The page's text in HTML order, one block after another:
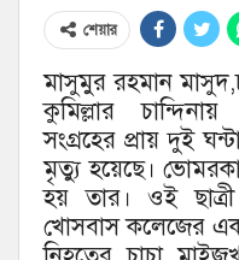
শেয়ার
মাসুমুর রহমান
কুমিল্লার
সংগ্রহের প্রায় দুই
মৃত্যু হয়েছে।
হয় তার। ওই
খোসবাস কলেজের